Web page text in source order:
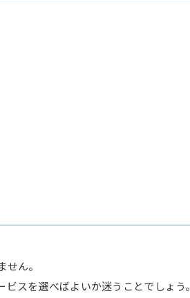
ん。
スを選べばよいか迷うことでしょう。